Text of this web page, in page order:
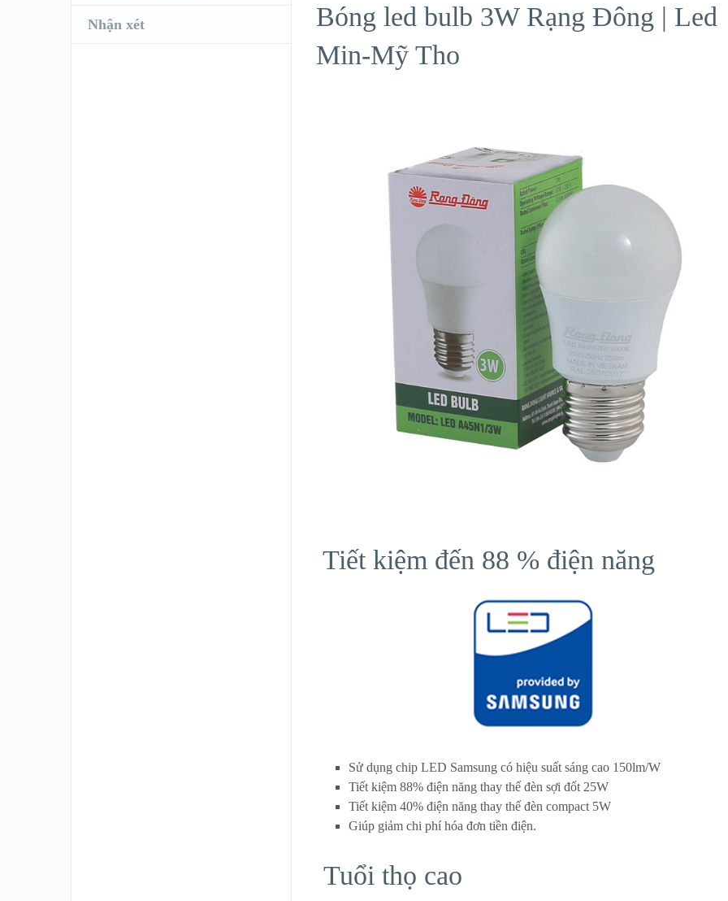
Nhận xét
Bóng led bulb 3W Rạng Đông | Led
Min-Mỹ Tho
Tiết kiệm đến 88 % điện năng
Sử dụng chip LED Samsung có hiệu suất sáng cao 150lm/W
Tiết kiệm 88% điện năng thay thế đèn sợi đốt 25W
Tiết kiệm 40% điện năng thay thế đèn compact 5W
Giúp giảm chi phí hóa đơn tiền điện.
Tuổi thọ cao